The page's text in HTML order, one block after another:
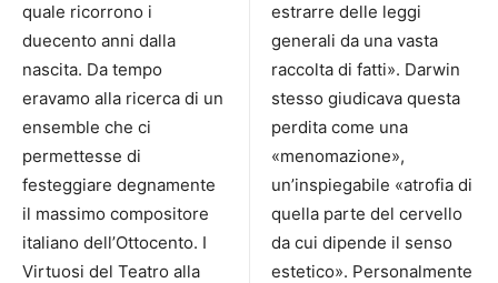
quale ricorrono i
duecento anni dalla
nascita. Da tempo
eravamo alla ricerca di un
ensemble che ci
permettesse di
festeggiare degnamente
il massimo compositore
italiano dell’Ottocento. I
Virtuosi del Teatro alla
estrarre delle leggi
generali da una vasta
raccolta di fatti». Darwin
stesso giudicava questa
perdita come una
«menomazione»,
un’inspiegabile «atrofia di
quella parte del cervello
da cui dipende il senso
estetico». Personalmente